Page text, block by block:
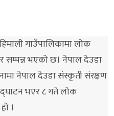
हिमाली गाउँपालिकामा लोक
सम्पन्न भएको छ। नेपाल देउडा
नेपाल देउडा संस्कृती संरक्षण
भएर ८ गते लोक
।